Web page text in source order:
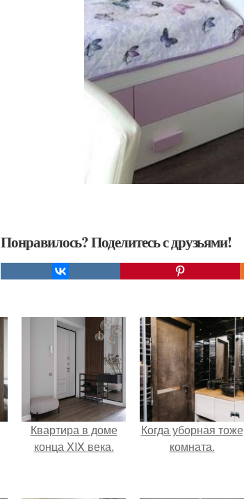
Понравилось? Поделитесь с друзьями!
Квартира в доме
конца XIX века.
Когда уборная тоже
комната.